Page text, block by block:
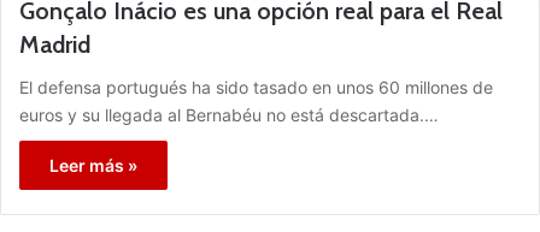
Gonçalo Inácio es una opción real para el Real
Madrid
El defensa portugués ha sido tasado en unos 60 millones de
euros y su llegada al Bernabéu no está descartada.…
Leer más »